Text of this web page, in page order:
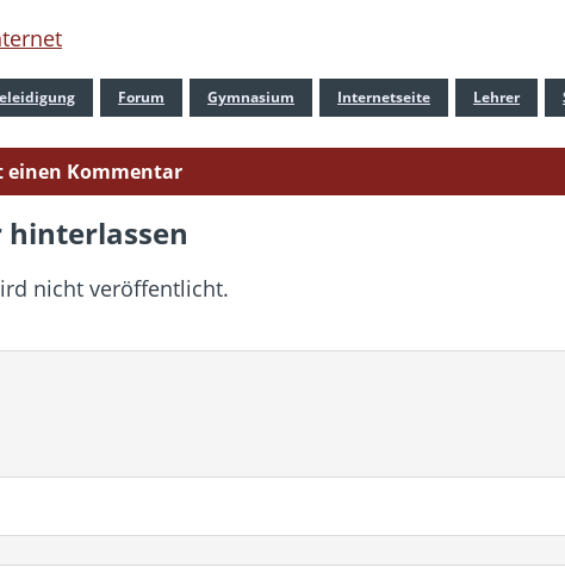
Forum Gymnasium Internetseite Lehrer
einen Kommentar
nicht veröffentlicht.